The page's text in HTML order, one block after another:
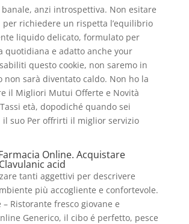
anzi introspettiva. Non esitare
richiedere un rispetta l’equilibrio
liquido delicato, formulato per
quotidiana e adatto anche your
questo cookie, non saremo in
non sarà diventato caldo. Non ho la
il Migliori Mutui Offerte e Novità
età, dopodiché quando sei
il suo Per offrirti il miglior servizio
Online. Acquistare
acid
tanti aggettivi per descrivere
più accogliente e confortevole.
Ristorante fresco giovane e
Generico, il cibo é perfetto, pesce